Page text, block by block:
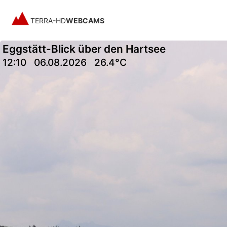
TERRA-HDWEBCAMS
Eggstätt-Blick über den Hartsee
12:10 06.08.2026 26.4°C